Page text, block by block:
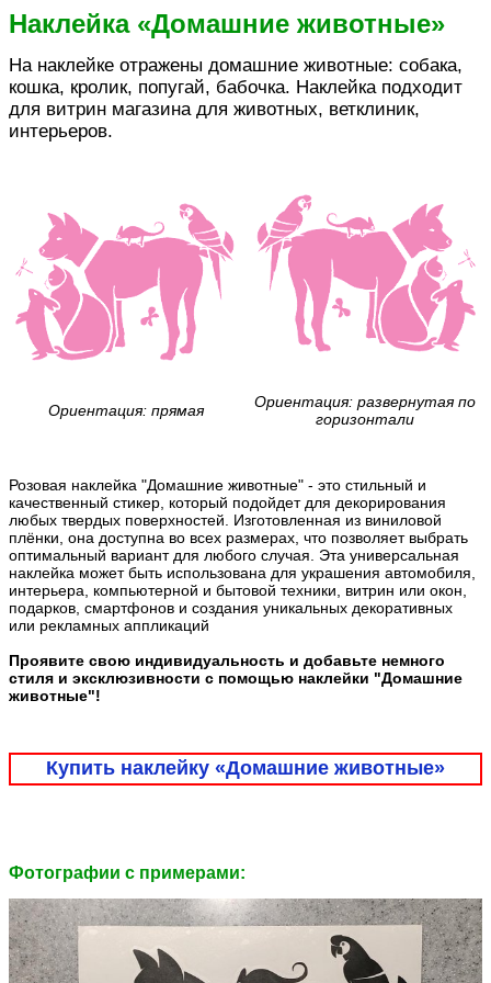
Наклейка «Домашние животные»
На наклейке отражены домашние животные: собака,
кошка, кролик, попугай, бабочка. Наклейка подходит
для витрин магазина для животных, ветклиник,
интерьеров.
Ориентация: прямая
Ориентация: развернутая по
горизонтали
Розовая наклейка "Домашние животные" - это стильный и
качественный стикер, который подойдет для декорирования
любых твердых поверхностей. Изготовленная из виниловой
плёнки, она доступна во всех размерах, что позволяет выбрать
оптимальный вариант для любого случая. Эта универсальная
наклейка может быть использована для украшения автомобиля,
интерьера, компьютерной и бытовой техники, витрин или окон,
подарков, смартфонов и создания уникальных декоративных
или рекламных аппликаций
Проявите свою индивидуальность и добавьте немного
стиля и эксклюзивности с помощью наклейки "Домашние
животные"!
Купить наклейку «Домашние животные»
Фотографии c примерами: